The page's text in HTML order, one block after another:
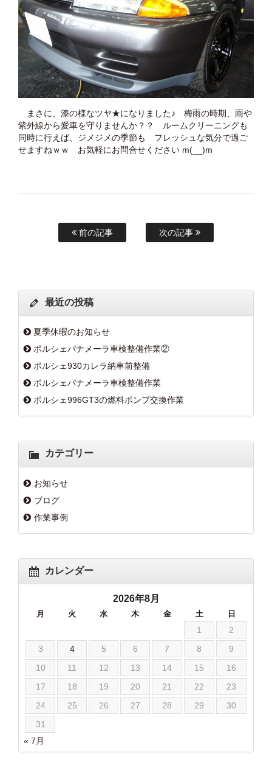
まさに、漆の様なツヤ★になりました♪ 梅雨の時期、雨や
紫外線から愛車を守りませんか？？ ルームクリーニングも
同時に行えば、ジメジメの季節も フレッシュな気分で過ご
せますねｗｗ お気軽にお問合せください m(__)m
前の記事 次の記事
最近の投稿
夏季休暇のお知らせ
ポルシェパナメーラ車検整備作業②
ポルシェ930カレラ納車前整備
ポルシェパナメーラ車検整備作業
ポルシェ996GT3の燃料ポンプ交換作業
カテゴリー
お知らせ
ブログ
作業事例
カレンダー
2026年8月
月 火 水 木 金 土 日
1
2
3
4 5 6 7 8
9
10
11 12 13 14 15
16
17
18 19 20 21 22
23
24
25 26 27 28 29
30
31
« 7月